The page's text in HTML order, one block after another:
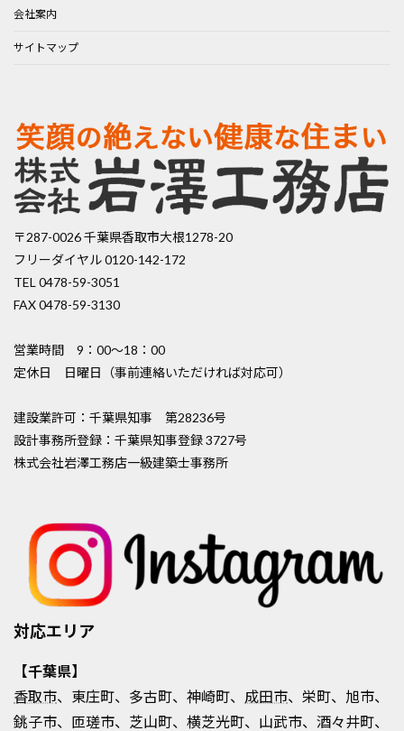
会社案内
サイトマップ
〒287-0026 千葉県香取市大根1278-20
フリーダイヤル 0120-142-172
TEL 0478-59-3051
FAX 0478-59-3130
営業時間 9：00〜18：00
定休日 日曜日（事前連絡いただければ対応可）
建設業許可：千葉県知事 第28236号
設計事務所登録：千葉県知事登録 3727号
株式会社岩澤工務店一級建築士事務所
対応エリア
【千葉県】
香取市、東庄町、多古町、神崎町、 成田市、栄町、旭市、
銚子市、匝瑳市、芝山町、横芝光町、山武市、酒々井町、